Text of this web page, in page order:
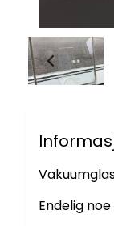
Endelig